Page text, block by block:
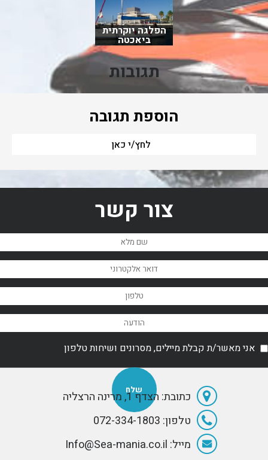
הפלגה יוקרתית
ביאכטה
תגובות
הוספת תגובה
לחץ/י כאן
צור קשר
אני מאשר/ת קבלת מיילים, מסרונים ושיחות טלפון
כתובת: הצדף 1, מרינה הרצליה
טלפון: 072-334-1803
מייל: Info@Sea-mania.co.il